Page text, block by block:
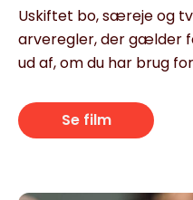
Uskiftet bo, særeje og
arveregler, der gælder
ud af, om du har brug
Se film